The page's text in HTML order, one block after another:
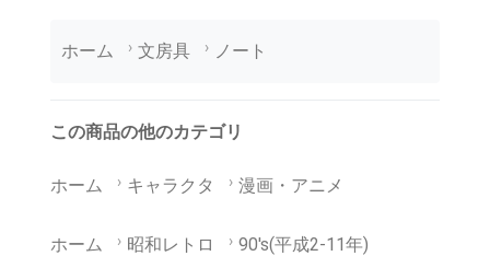
ホーム 文房具 ノート
この商品の他のカテゴリ
ホーム キャラクタ 漫画・アニメ
ホーム 昭和レトロ 90's(平成2-11年)